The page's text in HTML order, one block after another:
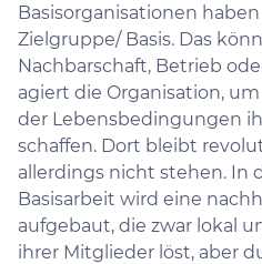
Basisorganisationen
Zielgruppe/ Basis. Das
Nachbarschaft, Betrieb
agiert die Organisation,
der Lebensbedingungen
schaffen. Dort bleibt
allerdings nicht stehen. In
Basisarbeit wird eine
aufgebaut, die zwar lokal
ihrer Mitglieder löst, aber